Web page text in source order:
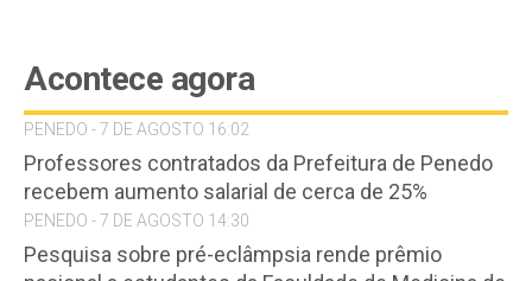
Acontece agora
PENEDO - 7 DE AGOSTO 16:02
Professores contratados da Prefeitura de Penedo
recebem aumento salarial de cerca de 25%
PENEDO - 7 DE AGOSTO 14:30
Pesquisa sobre pré-eclâmpsia rende prêmio